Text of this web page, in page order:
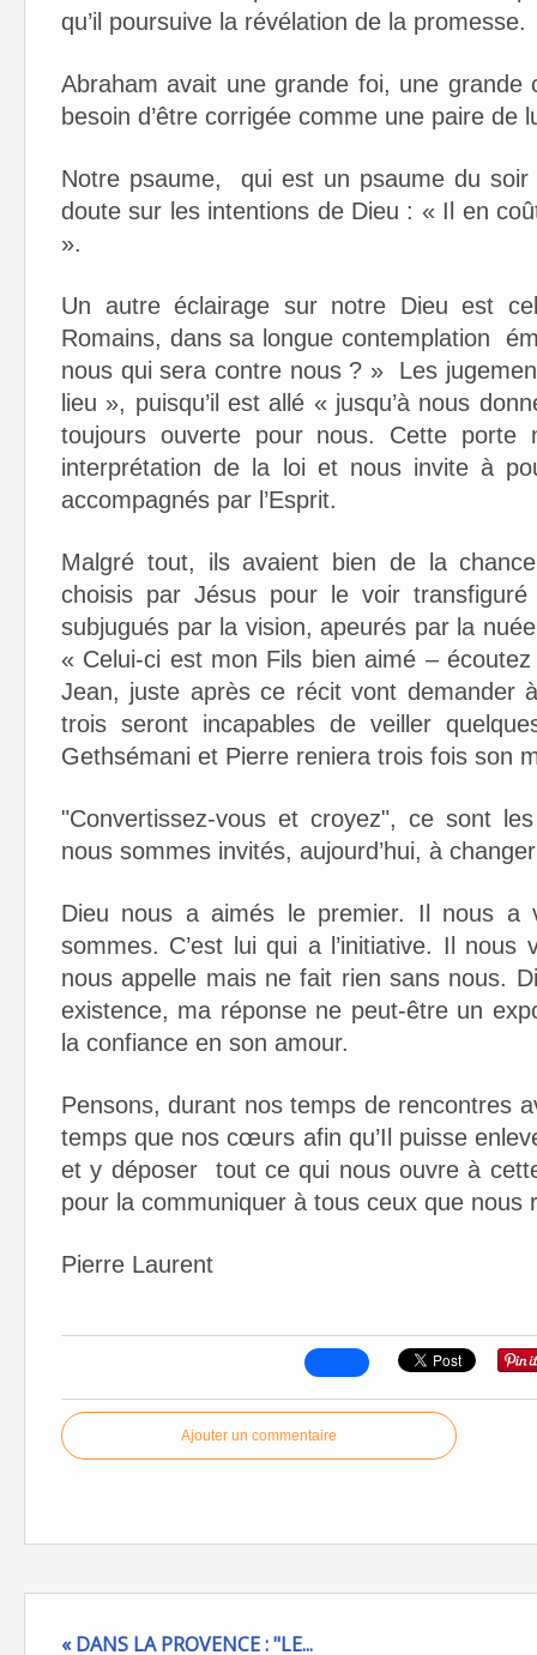
qu’il poursuive la révélation de la promesse.
Abraham avait une grande foi, une
besoin d’être corrigée comme une paire de
Notre psaume, qui est un psaume du
doute sur les intentions de Dieu : « Il en
».
Un autre éclairage sur notre Dieu est
Romains, dans sa longue contemplation
nous qui sera contre nous ? » Les
lieu », puisqu’il est allé « jusqu’à nous
toujours ouverte pour nous. Cette porte
interprétation de la loi et nous invite à
accompagnés par l’Esprit.
Malgré tout, ils avaient bien de la
choisis par Jésus pour le voir
subjugués par la vision, apeurés par la
« Celui-ci est mon Fils bien aimé –
Jean, juste après ce récit vont demander
trois seront incapables de veiller
Gethsémani et Pierre reniera trois fois son
"Convertissez-vous et croyez", ce sont
nous sommes invités, aujourd’hui, à
Dieu nous a aimés le premier. Il nous
sommes. C’est lui qui a l’initiative. Il
nous appelle mais ne fait rien sans nous.
existence, ma réponse ne peut-être un
la confiance en son amour.
Pensons, durant nos temps de rencontres
temps que nos cœurs afin qu’Il puisse
et y déposer tout ce qui nous ouvre à
pour la communiquer à tous ceux que nous
Pierre Laurent
Ajouter un commentaire
« DANS LA PROVENCE : "LE...